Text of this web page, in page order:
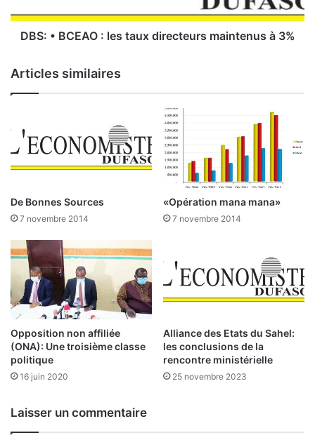
p
p
e
v
e
d
p
r
o
c
t
i
o
n
à
n
g
A
e
s
x
d
r
e
t
e
r
s
m
a
i
n
t
u
s
DBS: • BCEAO : les taux directeurs maintenus à 3%
Articles similaires
De Bonnes Sources
7 novembre 2014
«Opération mana mana»
7 novembre 2014
Opposition non affiliée
(ONA): Une troisième classe
politique
16 juin 2020
Alliance des Etats du Sahel:
les conclusions de la
rencontre ministérielle
25 novembre 2023
Laisser un commentaire